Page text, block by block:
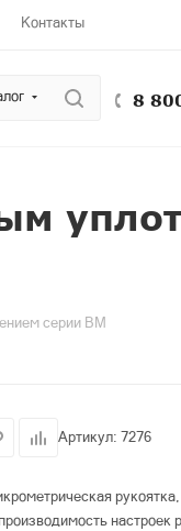
Контакты
8
серии ВМ
Артикул: 7276
настроек